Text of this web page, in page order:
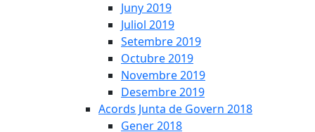
Juny 2019
Juliol 2019
Setembre 2019
Octubre 2019
Novembre 2019
Desembre 2019
Acords Junta de Govern 2018
Gener 2018